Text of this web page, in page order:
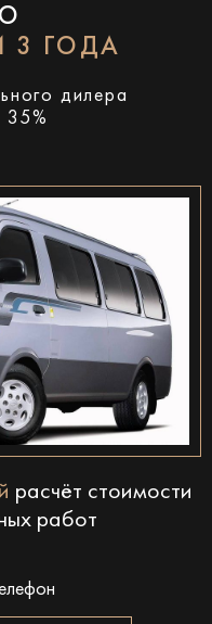
3 ГОДА
дилера
35%
расчёт стоимости
работ